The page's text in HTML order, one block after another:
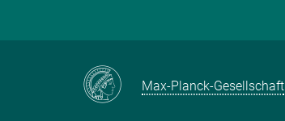
Max-Planck-Gesellschaft